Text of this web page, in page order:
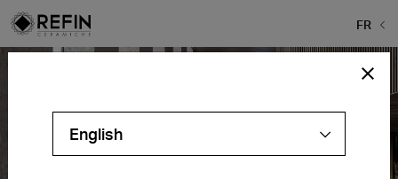
FR
English